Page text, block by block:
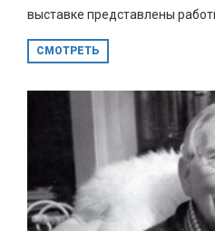
выставке представлены
СМОТРЕТЬ